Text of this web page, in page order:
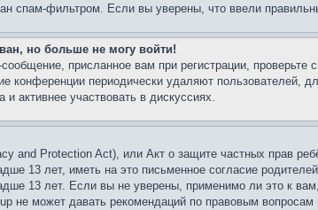
спам-фильтром. Если вы уверены, что ввели
но больше не могу войти!
присланное вам при регистрации,
конференции периодически удаляют
и активнее участвовать в дискуссиях.
and Protection Act), или Акт о защите частных прав
13 лет, иметь на это письменное согласие
13 лет. Если вы не уверены, применимо ли это к
не может давать рекомендаций по правовым